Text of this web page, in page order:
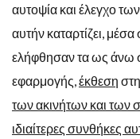
αυτοψία και έλεγχο
αυτήν καταρτίζει,
ελήφθησαν τα ως άνω
εφαρμογής,έκθεση
των ακινήτων και των
ιδιαίτερες συνθήκες